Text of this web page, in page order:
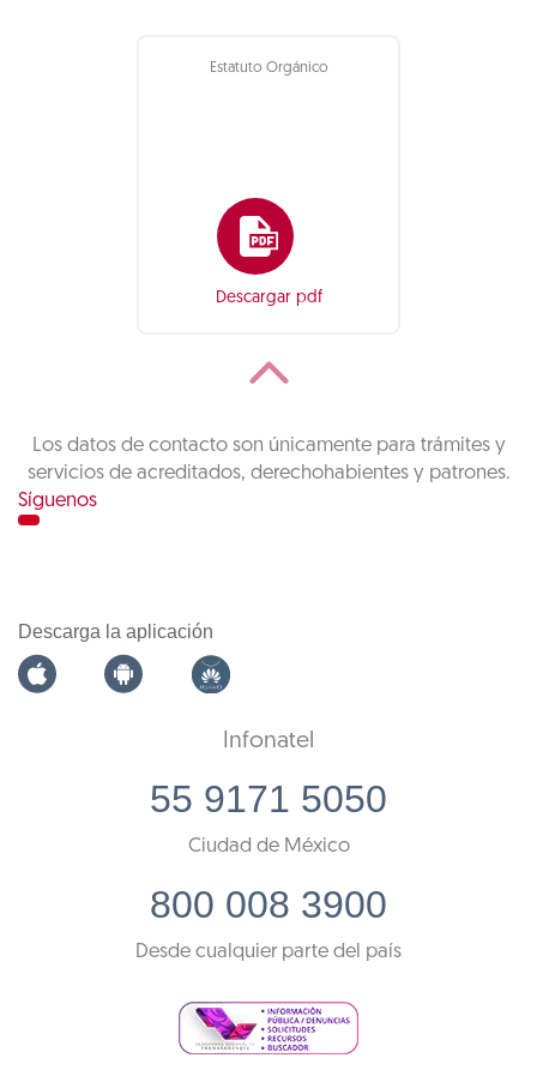
Estatuto Orgánico
Descargar pdf
Los datos de contacto son únicamente para trámites y
servicios de acreditados, derechohabientes y patrones.
Síguenos
Descarga la aplicación
Infonatel
55 9171 5050
Ciudad de México
800 008 3900
Desde cualquier parte del país